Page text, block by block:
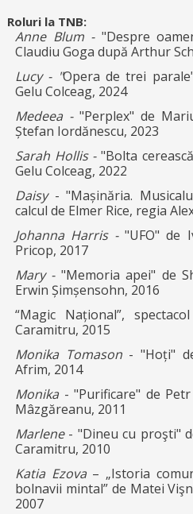
Roluri la TNB:
Anne Blum - "Despre
Claudiu Goga după Arthur
Lucy - "Opera de trei
Gelu Colceag, 2024
Medeea - "Perplex" de
Ștefan Iordănescu, 2023
Sarah Hollis -"Bolta
Gelu Colceag, 2022
Daisy- "Mașinăria.
calcul de Elmer Rice, regia
Johanna Harris -"UFO" de
Pricop, 2017
Mary - "Memoria apei" de
Erwin Șimșensohn, 2016
“Magic Național”,
Caramitru, 2015
Monika Tomason - "Hoți"
Afrim, 2014
Monika - "Purificare" de
Mâzgăreanu, 2011
Marlene - "Dineu cu proşti"
Caramitru, 2010
Katia Ezova– „Istoria
bolnavii mintal” de Matei
2007